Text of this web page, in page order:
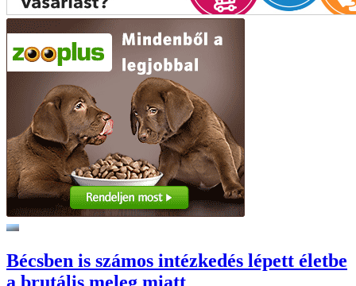
Bécsben is számos intézkedés lépett életbe